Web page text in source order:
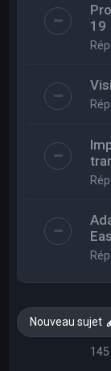
19
Nouveau sujet